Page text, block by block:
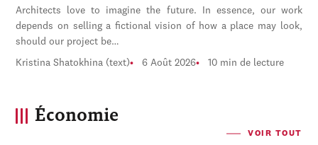
Architects love to imagine the future. In essence, our work
depends on selling a fictional vision of how a place may look,
should our project be…
Kristina Shatokhina (text) 6 Août 2026 10 min de lecture
Économie
VOIR TOUT